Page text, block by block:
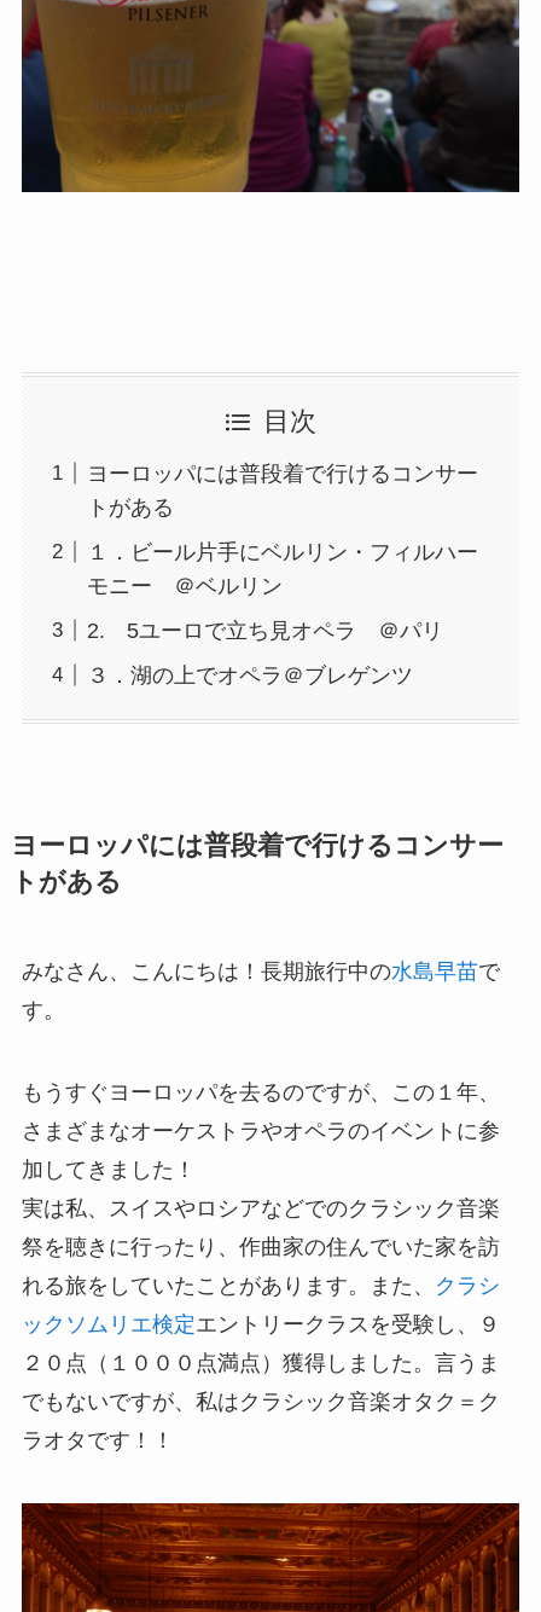
目次
ヨーロッパには普段着で行けるコンサー
トがある
１．ビール片手にベルリン・フィルハー
モニー ＠ベルリン
2. 5ユーロで立ち見オペラ ＠パリ
３．湖の上でオペラ＠ブレゲンツ
ヨーロッパには普段着で行けるコンサー
トがある
みなさん、こんにちは！長期旅行中の水島早苗で
す。
もうすぐヨーロッパを去るのですが、この１年、
さまざまなオーケストラやオペラのイベントに参
加してきました！
実は私、スイスやロシアなどでのクラシック音楽
祭を聴きに行ったり、作曲家の住んでいた家を訪
れる旅をしていたことがあります。また、
クラシ
ックソムリエ検定エントリークラスを受験し、９
２０点（１０００点満点）獲得しました。言うま
でもないですが、私はクラシック音楽オタク＝ク
ラオタです！！